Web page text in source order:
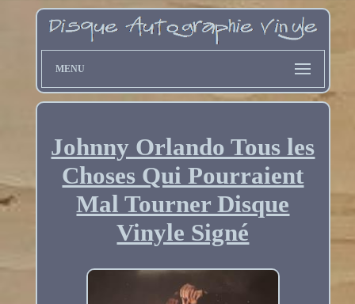
MENU
Johnny Orlando Tous les
Choses Qui Pourraient
Mal Tourner Disque
Vinyle Signé